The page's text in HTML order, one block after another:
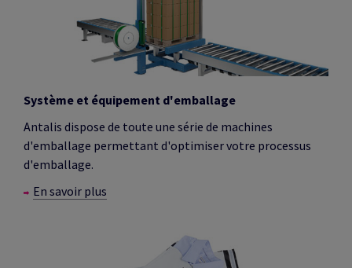
Système et équipement d'emballage
Antalis dispose de toute une série de machines
d'emballage permettant d'optimiser votre processus
d'emballage.
En savoir plus